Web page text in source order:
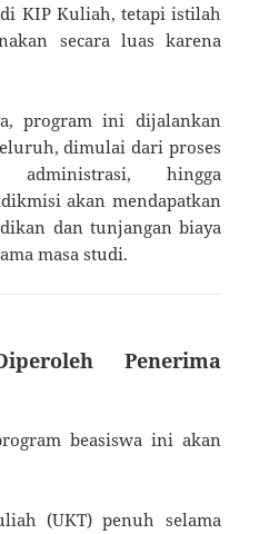
KIP Kuliah, tetapi istilah
secara luas karena
program ini dijalankan
dimulai dari proses
administrasi, hingga
akan mendapatkan
dan tunjangan biaya
masa studi.
Penerima
beasiswa ini akan
(UKT) penuh selama